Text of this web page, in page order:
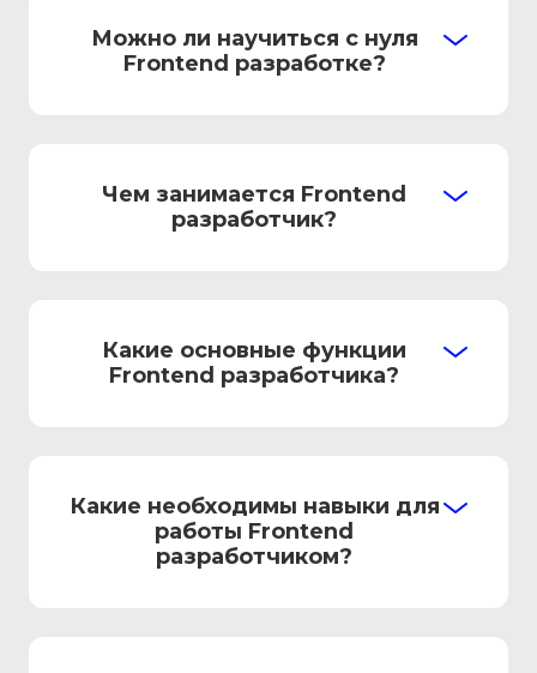
Можно ли научиться с нуля
Frontend разработке?
Чем занимается Frontend
разработчик?
Какие основные функции
Frontend разработчика?
Какие необходимы навыки для
работы Frontend
разработчиком?